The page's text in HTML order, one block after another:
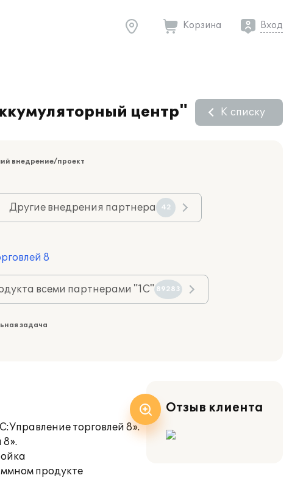
Корзина Вход
центр" К списку
внедрение/проект
Другие внедрения партнера 42
8
всеми партнерами "1С" 89283
задача
торговлей 8».
продукте
Отзыв клиента